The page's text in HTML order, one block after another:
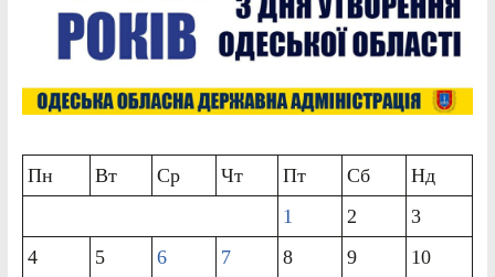
Пн Вт Ср Чт Пт Сб
Нд
1
2
3
4
5 6 7 8 9
10